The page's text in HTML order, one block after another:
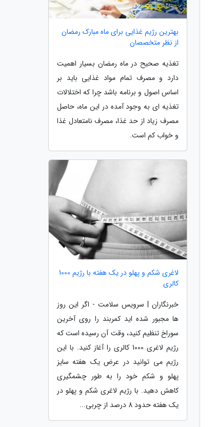
بهترین رژیم غذایی برای ماه مبارک رمضان
از نظر متخصصان
تغذیه صحیح در ماه رمضان بسیار اهمیت
دارد و مصرف تمام مواد غذایی باید بر
اساس اصول و برنامه باشد چرا که اختلالات
تغذیه ای به وجود آمده در این ماه، حاصل
مصرف زیاد از حد غذا، مصرف نامتعادل غذا
و خواب کم است.
لاغری شکم و پهلو در یک هفته با رژیم 1000
کالری
خبرنگاران | سرویس سلامت - اگر این روز
ها مجبور شده اید کمربند را روی آخرین
سوراخ تنظیم کنید، وقت آن رسیده است که
رژیم لاغری 1000 کالری را آغاز کنید. با این
رژیم می توانید در عرض یک هفته سایز
پهلو و شکم خود را به طور چشمگیری
کاهش دهید. با رژیم لاغری شکم و پهلو در
یک هفته حدود 8 درصد از چربی...